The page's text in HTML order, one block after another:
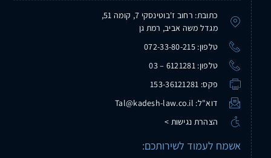
כתובת: רחוב ז'בוטינסקי 7, קומה 51,
מגדל משה אביב, רמת גן
טלפון: 072-33-80-215
טלפון: 6121281 – 03
פקס: 153-36121281
דוא"ל: Tal@kadesh-law.co.il
הצהרת נגישות >
אשמח לעמוד לשירותכם: